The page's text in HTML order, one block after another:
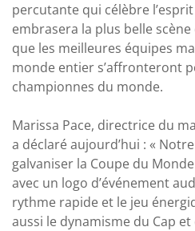
percutante qui célèbre
embrasera la plus belle
que les meilleures équipes
monde entier s’affronteront
championnes du monde.
Marissa Pace, directrice du
a déclaré aujourd’hui : «
galvaniser la Coupe du
avec un logo d’événement
rythme rapide et le jeu
aussi le dynamisme du Cap et